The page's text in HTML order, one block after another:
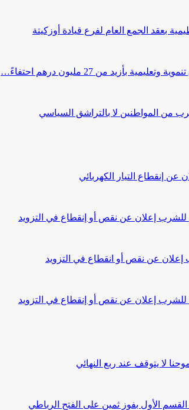
بعقد الجمع العام لفرع قيادة أوزكيتة
بأزيد من 27 مليون درهم احتفاءً…
من المواطنين لا بالتراشق السياسي
إنقطاع التيار الكهربائي
إعلان عن نقص أو إنقطاع في التزويد
عن نقص أو انقطاع في التزويد
إعلان عن نقص أو إنقطاع في التزويد
لا يتوقف عند ربع النهائي
الأول بفوز ثمين على الفتح الرباطي